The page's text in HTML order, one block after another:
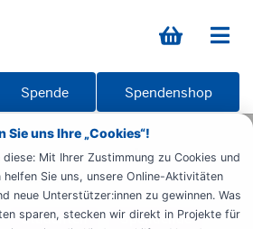
Sie uns Ihre „Cookies“!
Mit Ihrer Zustimmung zu Cookies und
helfen Sie uns, unsere Online-Aktivitäten
neue Unterstützer:innen zu gewinnen. Was
sparen, stecken wir direkt in Projekte für
Spende Spendenshop
Materialien
Übersicht
Gewalt
Studenten
Spendende